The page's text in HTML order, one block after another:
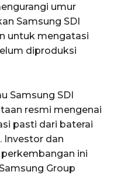
umur
Samsung SDI
untuk mengatasi
diproduksi
Samsung SDI
resmi mengenai
pasti dari baterai
Investor dan
ini
Group